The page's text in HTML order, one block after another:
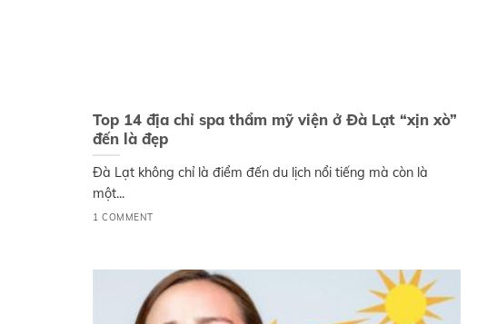
Top 14 địa chỉ spa thẩm mỹ viện ở Đà Lạt “xịn xò”
đến là đẹp
Đà Lạt không chỉ là điểm đến du lịch nổi tiếng mà còn là
một...
1 COMMENT